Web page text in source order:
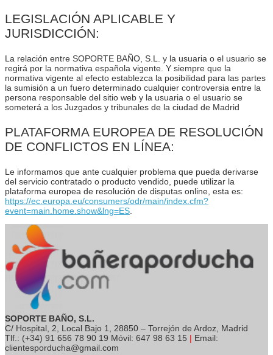
LEGISLACIÓN APLICABLE Y
JURISDICCIÓN:
La relación entre SOPORTE BAÑO, S.L. y la usuaria o el usuario se
regirá por la normativa española vigente. Y siempre que la
normativa vigente al efecto establezca la posibilidad para las partes
la sumisión a un fuero determinado cualquier controversia entre la
persona responsable del sitio web y la usuaria o el usuario se
someterá a los Juzgados y tribunales de la ciudad de Madrid
PLATAFORMA EUROPEA DE RESOLUCIÓN
DE CONFLICTOS EN LÍNEA:
Le informamos que ante cualquier problema que pueda derivarse
del servicio contratado o producto vendido, puede utilizar la
plataforma europea de resolución de disputas online, esta es:
https://ec.europa.eu/consumers/odr/main/index.cfm?
event=main.home.show&lng=ES.
SOPORTE BAÑO, S.L.
C/ Hospital, 2, Local Bajo 1, 28850 – Torrejón de Ardoz, Madrid
Tlf.: (+34) 91 656 78 90 19 Móvil: 647 98 63 15 | Email:
clientesporducha@gmail.com